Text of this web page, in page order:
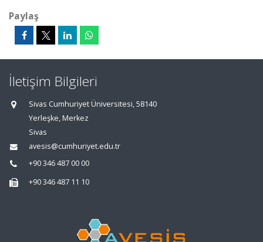
Paylaş
İletişim Bilgileri
Sivas Cumhuriyet Üniversitesi, 58140
Yerleşke, Merkez
Sivas
avesis@cumhuriyet.edu.tr
+90 346 487 00 00
+90 346 487 11 10